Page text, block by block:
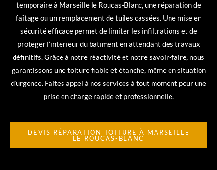
temporaire à Marseille le Roucas-Blanc, une réparation de
faîtage ou un remplacement de tuiles cassées. Une mise en
sécurité efficace permet de limiter les infiltrations et de
protéger l’intérieur du bâtiment en attendant des travaux
définitifs. Grâce à notre réactivité et notre savoir-faire, nous
garantissons une toiture fiable et étanche, même en situation
d’urgence. Faites appel à nos services à tout moment pour une
prise en charge rapide et professionnelle.
DEVIS RÉPARATION TOITURE À MARSEILLE
LE ROUCAS-BLANC